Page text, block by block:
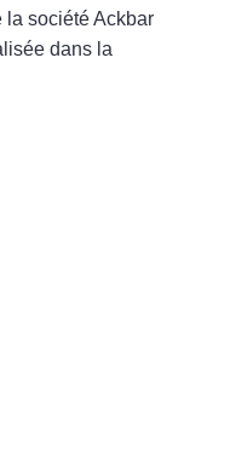
la société Ackbar
dans la